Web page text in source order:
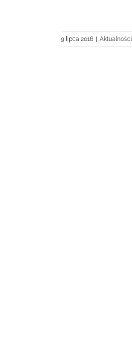
9 lipca 2016 Aktualności